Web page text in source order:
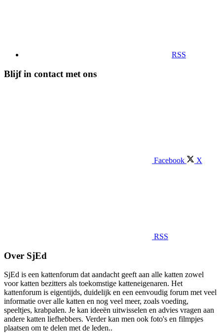
RSS
Blijf in contact met ons
Facebook X
RSS
Over SjEd
SjEd is een kattenforum dat aandacht geeft aan alle katten zowel
voor katten bezitters als toekomstige katteneigenaren. Het
kattenforum is eigentijds, duidelijk en een eenvoudig forum met veel
informatie over alle katten en nog veel meer, zoals voeding,
speeltjes, krabpalen. Je kan ideeën uitwisselen en advies vragen aan
andere katten liefhebbers. Verder kan men ook foto's en filmpjes
plaatsen om te delen met de leden..